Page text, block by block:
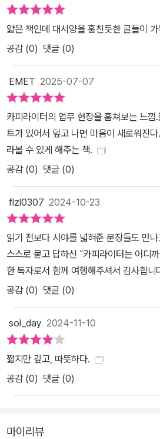
한 거리를 유지하고 그 틈 사이로 바람이
지고 묵음 곰팡이도 사라졌다. 사회초년생이던 때 일을 너무도 사랑
한 나머지 회사의 날씨에 기분이 좌지우지
옷이 다 젖도록 만들었고, 천둥이 치면 칠
날씨가 마냥 좋은 줄만 알고 바라보다 까
없었죠. 일이 곧 제 기분이 되었고 일에
았습니다.” _ 본문 중에서 하지만 이제는 일을 오래하기 위해, 더욱 일
을 사랑하기 위해 일과도 사람과도 거리
게 그리고 오랫동안 회사 생활을 해나가는
의 날씨는 내가 지켜야 한다는 것. 《카피라
비를 막을 수는 없겠지만 비가 올 때 빗속
법”을 찾아나갔던 한 직업인의 숱한 고민
얇은 책인데 대서양을 훔친듯한 글들이
공감 (0) 댓글 (0)
EMET 2025-07-07
카피라이터의 업무 현장을 훔쳐보는 느낌
트가 있어서 덮고 나면 마음이 새로워진
라볼 수 있게 해주는 책.
공감 (0) 댓글 (0)
flzl0307 2024-10-23
읽기 전보다 시야를 넓혀준 문장들도 만
스스로 묻고 답하신 ˝카피라이터는 어디
한 독자로서 함께 여행해주셔서 감사합니
공감 (0) 댓글 (0)
sol_day 2024-11-10
짧지만 깊고, 따뜻하다.
공감 (0) 댓글 (0)
마이리뷰